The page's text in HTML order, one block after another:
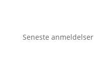
Seneste anmeldelser